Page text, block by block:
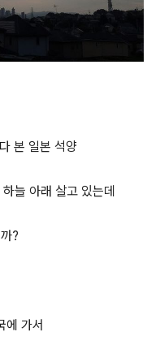
본 일본 석양
늘 아래 살고 있는데
?
에 가서